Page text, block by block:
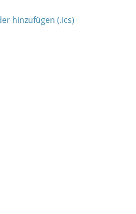
hinzufügen (.ics)